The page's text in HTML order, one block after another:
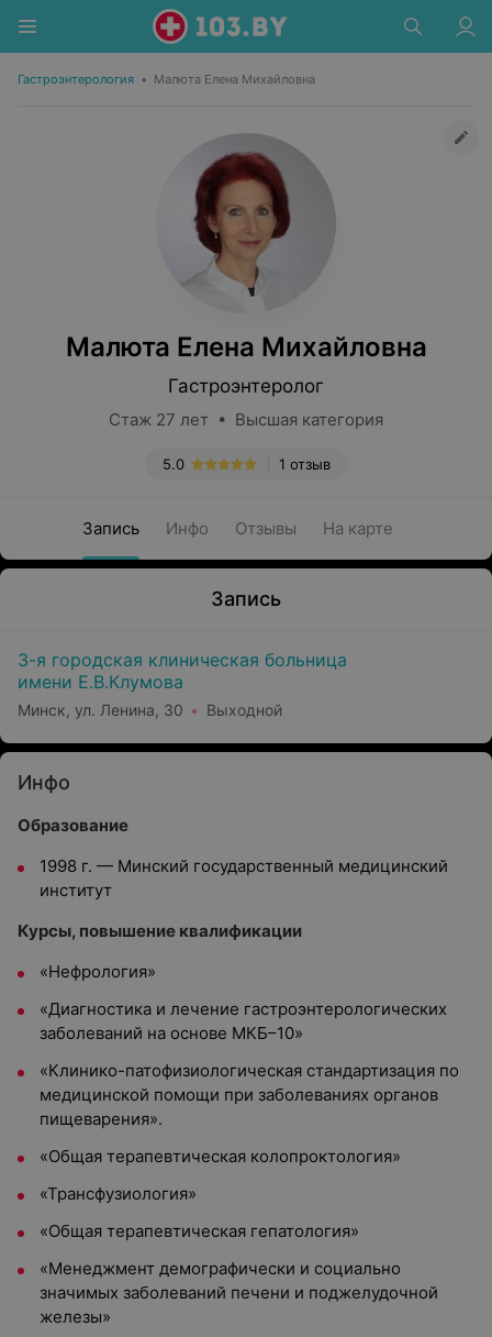
Гастроэнтерология • Малюта Елена Михайловна
Малюта Елена Михайловна
Гастроэнтеролог
Стаж 27 лет • Высшая категория
1 отзыв
5.0
Запись Инфо Отзывы На карте
Запись
3-я городская клиническая больница
имени Е.В.Клумова
Минск, ул. Ленина, 30 Выходной
Инфо
Образование
1998 г. — Минский государственный медицинский
институт
Курсы, повышение квалификации
«Нефрология»
«Диагностика и лечение гастроэнтерологических
заболеваний на основе МКБ–10»
«Клинико-патофизиологическая стандартизация по
медицинской помощи при заболеваниях органов
пищеварения».
«Общая терапевтическая колопроктология»
«Трансфузиология»
«Общая терапевтическая гепатология»
«Менеджмент демографически и социально
значимых заболеваний печени и поджелудочной
железы»